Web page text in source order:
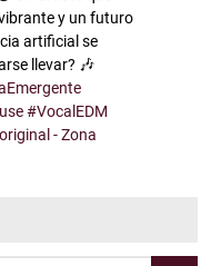
y un futuro
artificial se
llevar? 🎶
#VocalEDM
- Zona